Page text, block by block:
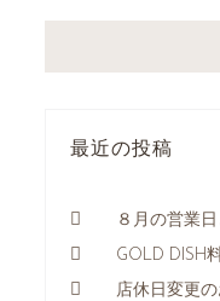
最近の投稿
８月の営業
GOLD DISH
店休日変更の